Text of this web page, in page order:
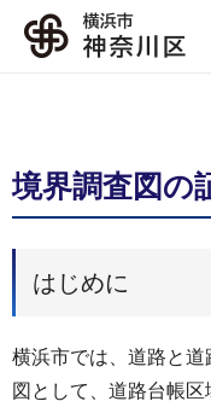
境界調査図の
はじめに
横浜市では、道路と
図として、道路台帳